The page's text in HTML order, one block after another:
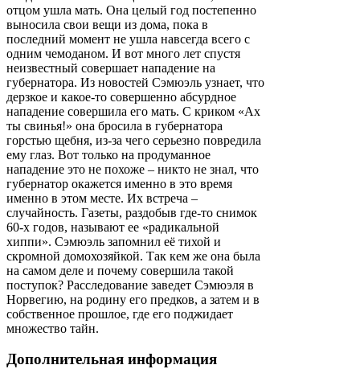
отцом ушла мать. Она целый год постепенно
выносила свои вещи из дома, пока в
последний момент не ушла навсегда всего с
одним чемоданом. И вот много лет спустя
неизвестный совершает нападение на
губернатора. Из новостей Сэмюэль узнает, что
дерзкое и какое-то совершенно абсурдное
нападение совершила его мать. С криком «Ах
ты свинья!» она бросила в губернатора
горстью щебня, из-за чего серьезно повредила
ему глаз. Вот только на продуманное
нападение это не похоже – никто не знал, что
губернатор окажется именно в это время
именно в этом месте. Их встреча –
случайность. Газеты, раздобыв где-то снимок
60-х годов, называют ее «радикальной
хиппи». Сэмюэль запомнил её тихой и
скромной домохозяйкой. Так кем же она была
на самом деле и почему совершила такой
поступок? Расследование заведет Сэмюэля в
Норвегию, на родину его предков, а затем и в
собственное прошлое, где его поджидает
множество тайн.
Дополнительная информация